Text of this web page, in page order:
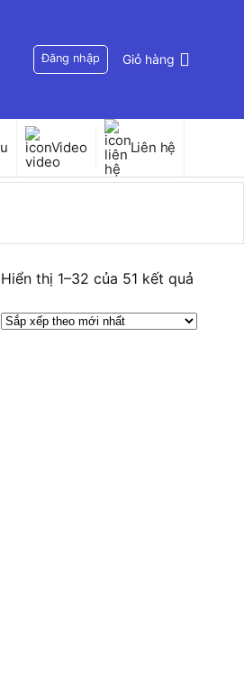
Đăng nhập Giỏ hàng
Video Liên hệ
Hiển thị 1–32 của 51 kết quả
xếp